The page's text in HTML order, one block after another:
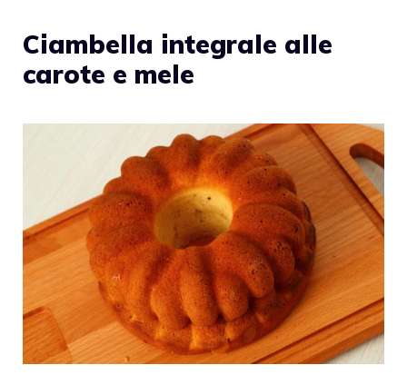
Ciambella integrale alle
carote e mele